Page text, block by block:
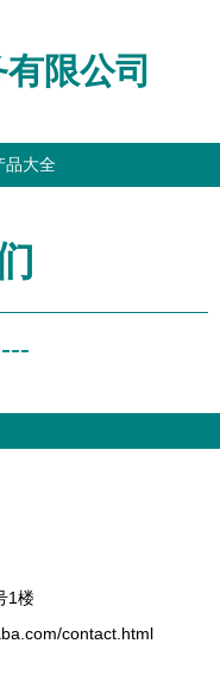
限公司
品大全
1楼
contact.html